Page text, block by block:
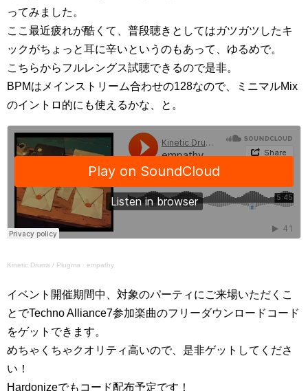
ってみました。
ここ最近疲れが酷くて、普段聴きとしてはガツガツしたキ
ックがちょっと耳に辛いというのもあって、ゆるめで。
こちらからフルレングス試聴できるので是非。
BPMはメインストリーム合わせの128なので、ミニマルMix
のイントロ的にも使えるかな、と。
Kinetic Drums / Plugma · empathy
イベント開催期間中、対象のパーティにご来場いただくこ
とでTechno Alliance7参加楽曲のフリーダウンロードコード
をゲットできます。
めちゃくちゃクオリティ高いので、是非ゲットしてくださ
い！
Hardonizeでもコード配布予定です！